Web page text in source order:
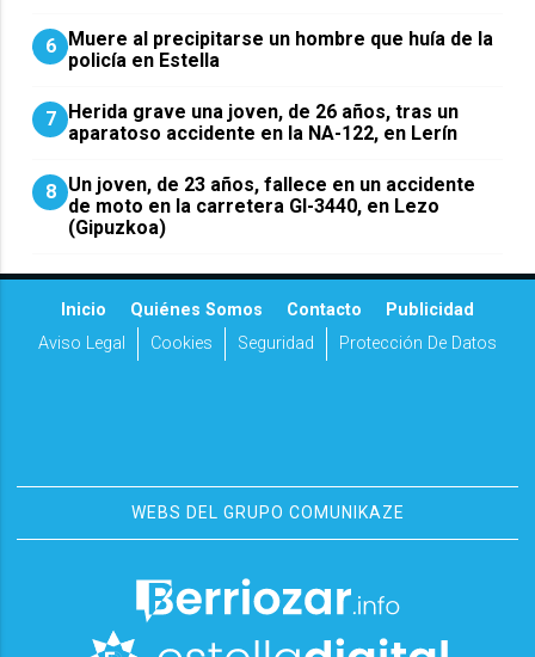
6 Muere al precipitarse un hombre que huía de la
policía en Estella
7 Herida grave una joven, de 26 años, tras un
aparatoso accidente en la NA-122, en Lerín
8 Un joven, de 23 años, fallece en un accidente
de moto en la carretera GI-3440, en Lezo
(Gipuzkoa)
Inicio Quiénes Somos Contacto
Publicidad
Aviso Legal
Cookies Seguridad Protección De Datos
WEBS DEL GRUPO COMUNIKAZE